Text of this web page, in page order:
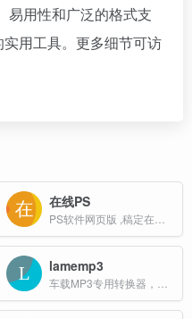
易用性和广泛的格式支
用工具。更多细节可访
在线PS
lamemp3